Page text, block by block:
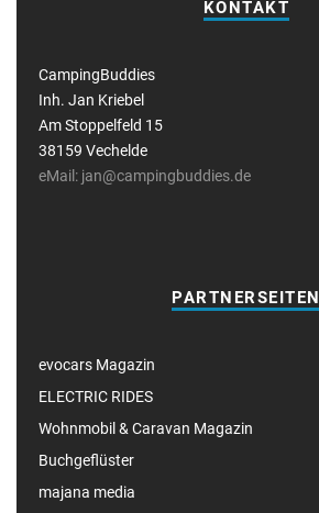
KONTAKT
CampingBuddies
Inh. Jan Kriebel
Am Stoppelfeld 15
38159 Vechelde
eMail: jan@campingbuddies.de
PARTNERSEITEN
evocars Magazin
ELECTRIC RIDES
Wohnmobil & Caravan Magazin
Buchgeflüster
majana media